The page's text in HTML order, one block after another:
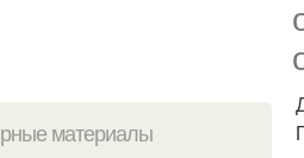
материалы